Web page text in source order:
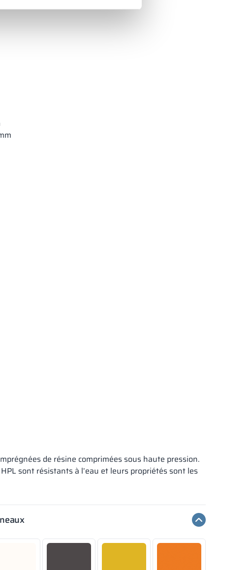
de résine comprimées sous haute pression.
sont résistants à l’eau et leurs propriétés sont les